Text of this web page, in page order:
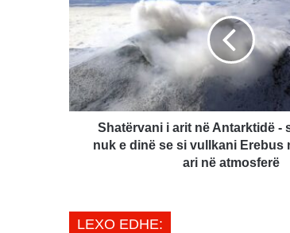
arit
në
Antarktidë
shkencëtarët
nuk
e
nxjerr
kristale
Shatërvani i arit në Antarktidë -
nuk e dinë se si vullkani Erebus
ari në atmosferë
LEXO EDHE: